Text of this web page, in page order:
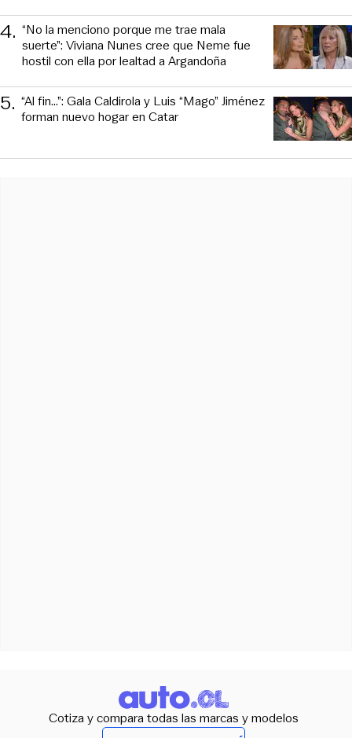
4. “No la menciono porque me trae mala
suerte”: Viviana Nunes cree que Neme fue
hostil con ella por lealtad a Argandoña
5. “Al fin…”: Gala Caldirola y Luis “Mago” Jiménez
forman nuevo hogar en Catar
Cotiza y compara todas las marcas y modelos